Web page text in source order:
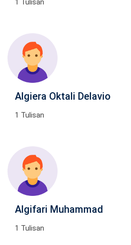
1 Tulisan
Algiera Oktali Delavio
1 Tulisan
Algifari Muhammad
1 Tulisan